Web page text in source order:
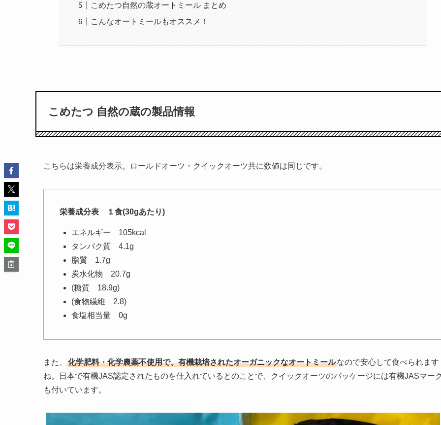
こめたつ自然の蔵オートミール まとめ
こんなオートミールもオススメ！
こめたつ 自然の蔵の製品情報
こちらは栄養成分表示。ロールドオーツ・クイックオーツ共に数値は同じです。
栄養成分表 １食(30gあたり)
エネルギー 105kcal
タンパク質 4.1g
脂質 1.7g
炭水化物 20.7g
(糖質 18.9g)
(食物繊維 2.8)
食塩相当量 0g
また、 化学肥料・化学農薬不使用で、有機栽培されたオーガニックなオートミールなので安心して食べられます
ね。日本で有機JAS認定されたものを仕入れているとのことで、クイックオーツのパッケージには有機JASマー
も付いています。